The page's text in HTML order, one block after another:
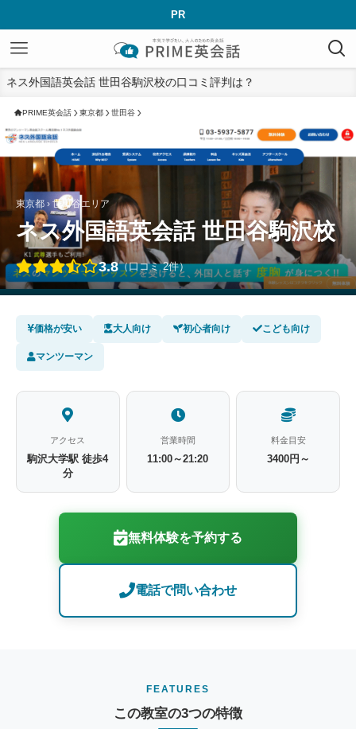
PR
ネス外国語英会話 世田谷駒沢校の口コミ評判は？
PRIME英会話 東京都 世田谷
東京都 › 世田谷エリア
ネス外国語英会話 世田谷駒沢校
3.8（口コミ 2件）
価格が安い 大人向け 初心者向け こども向け
マンツーマン
アクセス
駒沢大学駅 徒歩4
分
営業時間
11:00～21:20
料金目安
3400円～
無料体験を予約する
電話で問い合わせ
FEATURES
この教室の3つの特徴